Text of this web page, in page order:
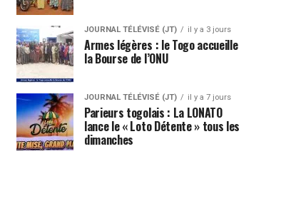
JOURNAL TÉLÉVISÉ (JT) il y a 3 jours
Armes légères : le Togo accueille
la Bourse de l’ONU
JOURNAL TÉLÉVISÉ (JT) il y a 7 jours
Parieurs togolais : La LONATO
lance le « Loto Détente » tous les
dimanches